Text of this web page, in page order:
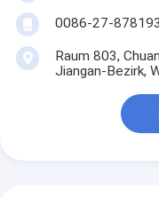
0086-27-
Raum 803,
Jiangan-Bezirk,